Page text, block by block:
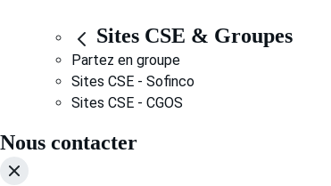
Sites CSE & Groupes
Partez en groupe
Sites CSE - Sofinco
Sites CSE - CGOS
Nous contacter